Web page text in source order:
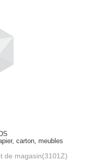
carton, meubles
de magasin(3101Z)